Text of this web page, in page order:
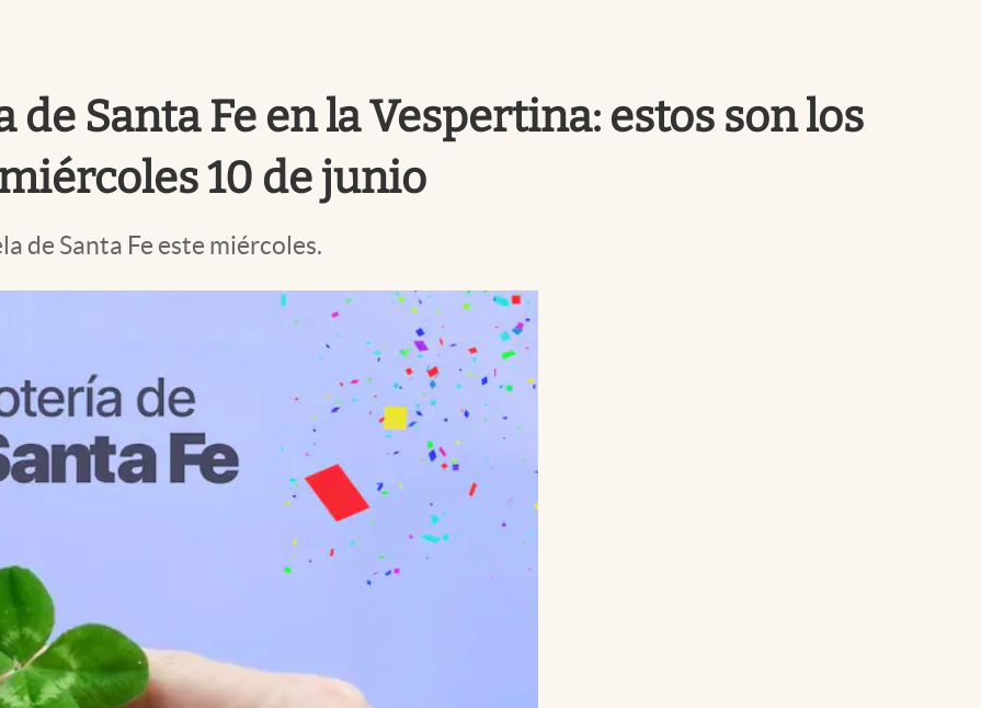
Santa Fe en la Vespertina: estos son los
10 de junio
de Santa Fe este miércoles.